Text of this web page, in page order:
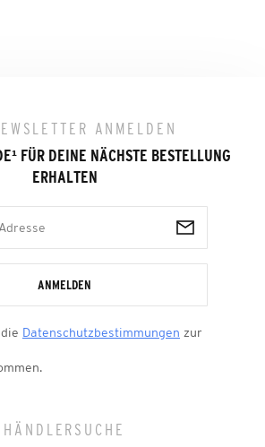
ANMELDEN
¹ FÜR DEINE NÄCHSTE BESTELLUNG
ERHALTEN
ANMELDEN
Datenschutzbestimmungen zur
HÄNDLERSUCHE